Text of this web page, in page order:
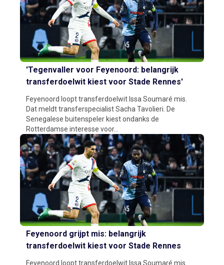
'Tegenvaller voor Feyenoord: belangrijk
transferdoelwit kiest voor Stade Rennes'
Feyenoord loopt transferdoelwit Issa Soumaré mis.
Dat meldt transferspecialist Sacha Tavolieri. De
Senegalese buitenspeler kiest ondanks de
Rotterdamse interesse voor...
Feyenoord grijpt mis: belangrijk
transferdoelwit kiest voor Stade Rennes
Feyenoord loopt transferdoelwit Issa Soumaré mis.